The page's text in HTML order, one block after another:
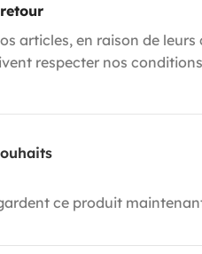
articles, en raison de
respecter nos
ce produit